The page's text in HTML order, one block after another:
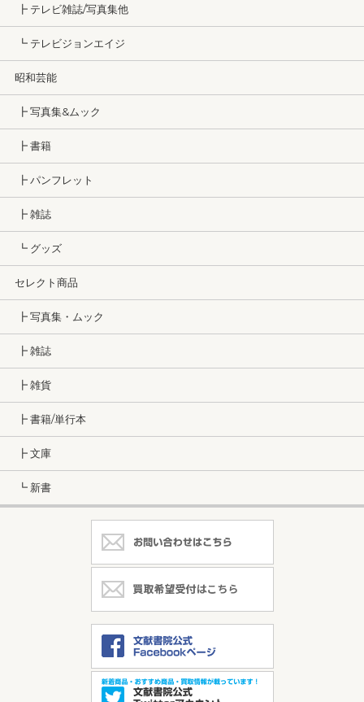
┣ テレビ雑誌/写真集他
┗ テレビジョンエイジ
昭和芸能
┣ 写真集&ムック
┣ 書籍
┣ パンフレット
┣ 雑誌
┗ グッズ
セレクト商品
┣ 写真集・ムック
┣ 雑誌
┣ 雑貨
┣ 書籍/単行本
┣ 文庫
┗ 新書